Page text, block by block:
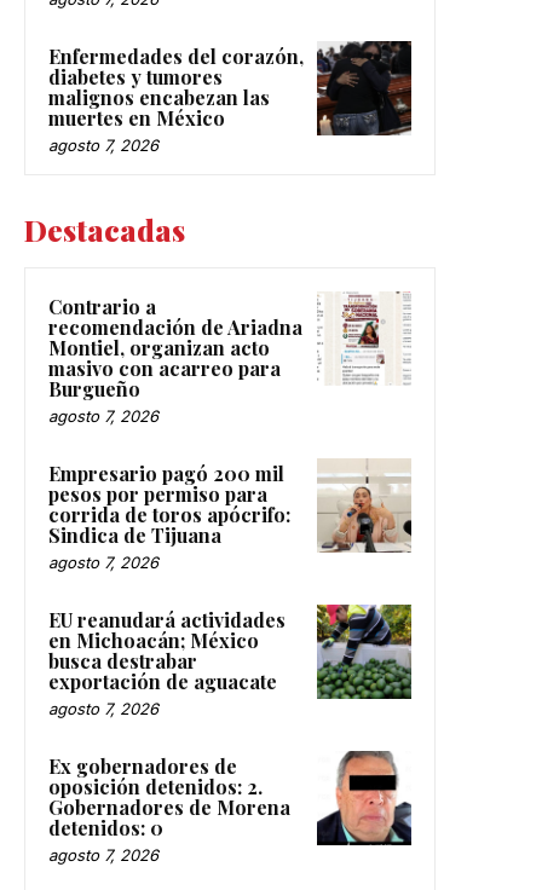
Enfermedades del corazón,
diabetes y tumores
malignos encabezan las
muertes en México
agosto 7, 2026
Destacadas
Contrario a
recomendación de Ariadna
Montiel, organizan acto
masivo con acarreo para
Burgueño
agosto 7, 2026
Empresario pagó 200 mil
pesos por permiso para
corrida de toros apócrifo:
Sindica de Tijuana
agosto 7, 2026
EU reanudará actividades
en Michoacán; México
busca destrabar
exportación de aguacate
agosto 7, 2026
Ex gobernadores de
oposición detenidos: 2.
Gobernadores de Morena
detenidos: 0
agosto 7, 2026